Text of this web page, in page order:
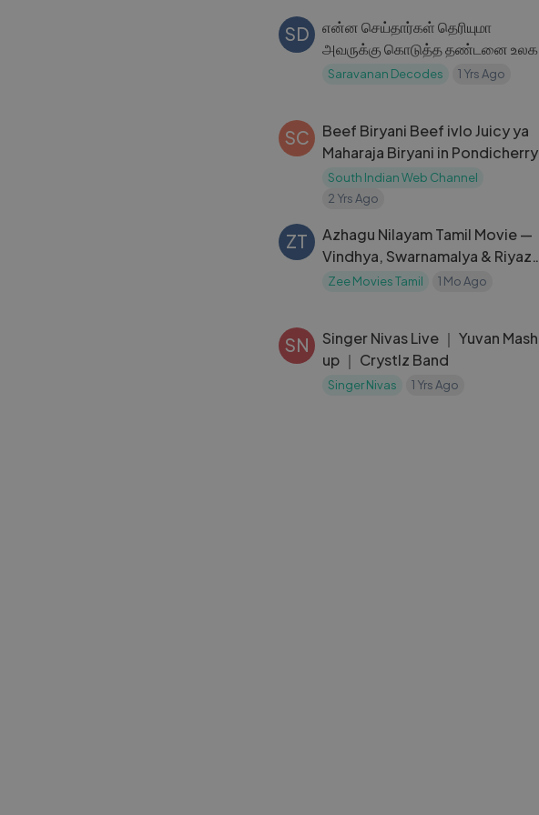
SD
என்ன செய்தார்கள் தெரியுமா
அவருக்கு கொடுத்த தண்டனை உலக
நாடுகளையே நடுங்க வைத்தது ! ｜
Saravanan Decodes 1 Yrs Ago
SC
Beef Biryani Beef ivlo Juicy ya
Maharaja Biryani in Pondicherry
South Indian Web Channel
2 Yrs Ago
ZT
Azhagu Nilayam Tamil Movie —
Vindhya, Swarnamalya & Riyaz
Khan
Zee Movies Tamil 1 Mo Ago
SN
Singer Nivas Live ｜ Yuvan Mash
up ｜ Crystlz Band
Singer Nivas 1 Yrs Ago